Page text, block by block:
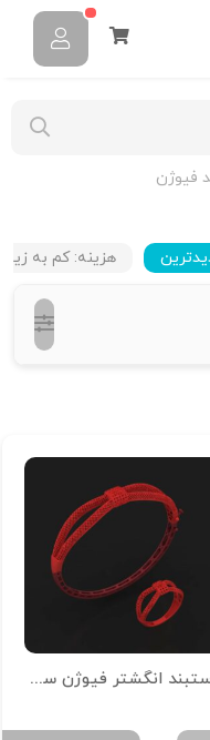
فیوژن
هزینه: کم به زیاد
دستبند انگشتر فیوژن سنگ خور D-R-ASO-04